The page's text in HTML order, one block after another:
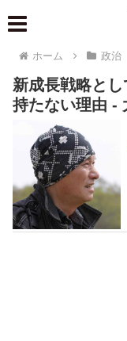
ホーム 政治
新成長戦略と
持たない理由 -